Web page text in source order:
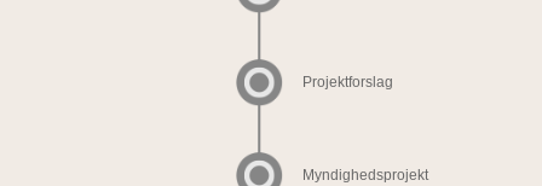
Projektforslag
Myndighedsprojekt